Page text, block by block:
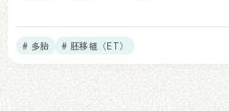
# 多胎 # 胚移植（ET）